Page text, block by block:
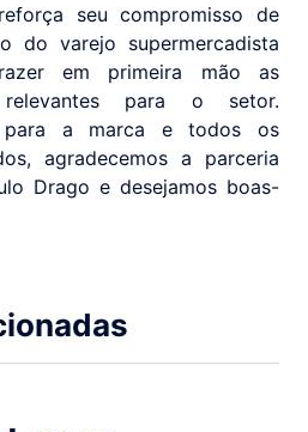
seu compromisso de
do varejo supermercadista
em primeira mão as
relevantes para o setor.
para a marca e todos os
agradecemos a parceria
Drago e desejamos boas-